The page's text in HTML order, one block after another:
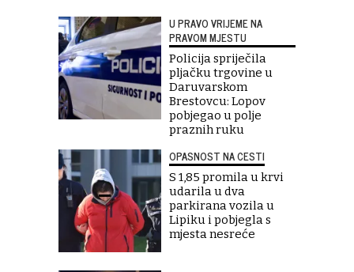
U PRAVO VRIJEME NA
PRAVOM MJESTU
Policija spriječila
pljačku trgovine u
Daruvarskom
Brestovcu: Lopov
pobjegao u polje
praznih ruku
OPASNOST NA CESTI
S 1,85 promila u krvi
udarila u dva
parkirana vozila u
Lipiku i pobjegla s
mjesta nesreće